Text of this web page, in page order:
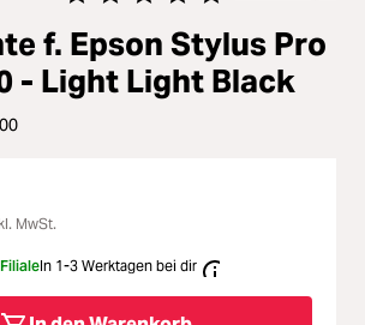
Hand
Durchschnittliche Bewertung von
f. Epson Stylus Pro
- Light Light Black
MwSt.
In 1-3 Werktagen bei dir